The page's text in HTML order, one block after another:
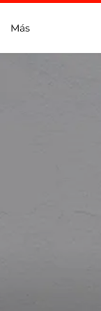
Más